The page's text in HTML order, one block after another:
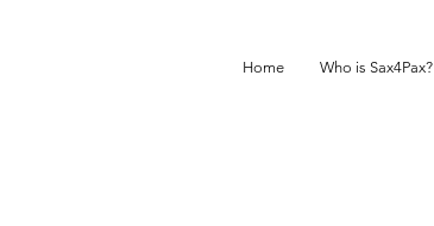
Home Who is Sax4Pax?